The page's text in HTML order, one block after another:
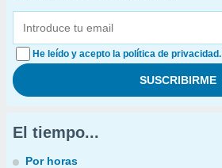
He leído y acepto la política de privacidad.
El tiempo...
Por horas